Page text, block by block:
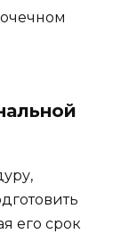
его срок